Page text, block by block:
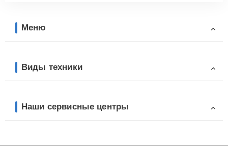
Меню
Виды техники
Наши сервисные центры